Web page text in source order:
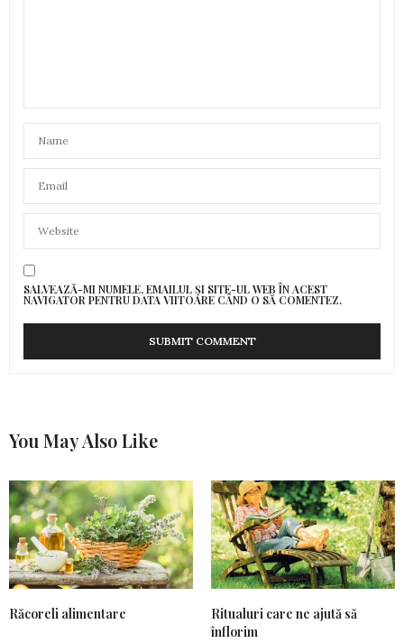
SALVEAZĂ-MI NUMELE, EMAILUL ȘI SITE-UL WEB ÎN ACEST
NAVIGATOR PENTRU DATA VIITOARE CÂND O SĂ COMENTEZ.
You May Also Like
Răcoreli alimentare
Ritualuri care ne ajută să
înflorim